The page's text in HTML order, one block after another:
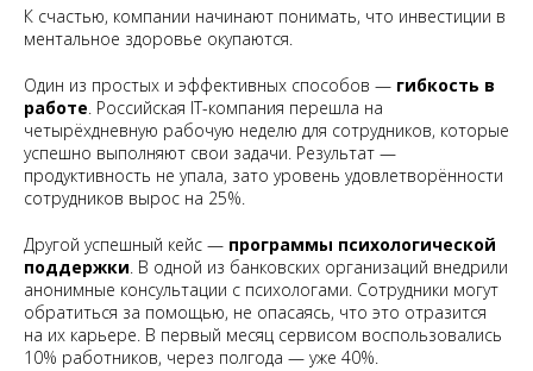
К счастью, компании начинают понимать, что инвестиции в
ментальное здоровье окупаются.
Один из простых и эффективных способов — гибкость в
работе. Российская IT-компания перешла на
четырёхдневную рабочую неделю для сотрудников, которые
успешно выполняют свои задачи. Результат —
продуктивность не упала, зато уровень удовлетворённости
сотрудников вырос на 25%.
Другой успешный кейс — программы психологической
поддержки. В одной из банковских организаций внедрили
анонимные консультации с психологами. Сотрудники могут
обратиться за помощью, не опасаясь, что это отразится
на их карьере. В первый месяц сервисом воспользовались
10% работников, через полгода — уже 40%.